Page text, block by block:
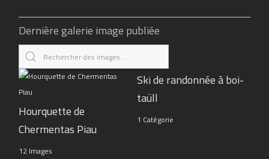
Dernière galerie image publiée
Hourquette de
Chermentas Piau
12 Images
Ski de randonnée à boi-
taüll
1 Catégorie